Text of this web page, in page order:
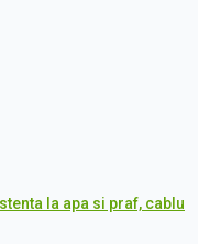
la apa si praf, cablu